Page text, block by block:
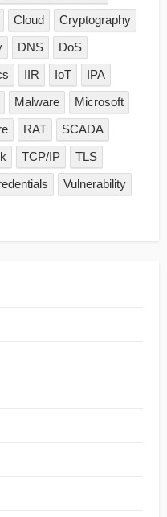
Cloud
Cryptography
DNS
DoS
IIR IoT
IPA
Malware
Microsoft
RAT
SCADA
TCP/IP
TLS
Vulnerability